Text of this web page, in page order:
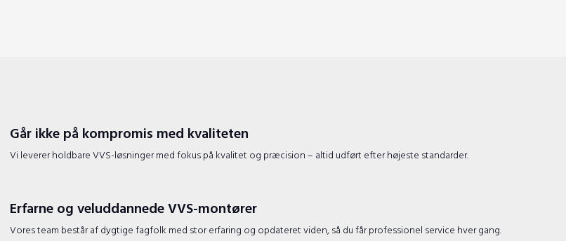
Går ikke på kompromis med kvaliteten
​Vi leverer holdbare VVS-løsninger med fokus på kvalitet og præcision – altid udført efter højeste standarder.
Erfarne og veluddannede VVS-montører
​Vores team består af dygtige fagfolk med stor erfaring og opdateret viden, så du får professionel service hver gang.